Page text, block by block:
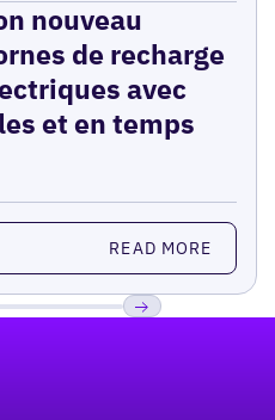
nouveau
de recharge
avec
et en temps
READ MORE